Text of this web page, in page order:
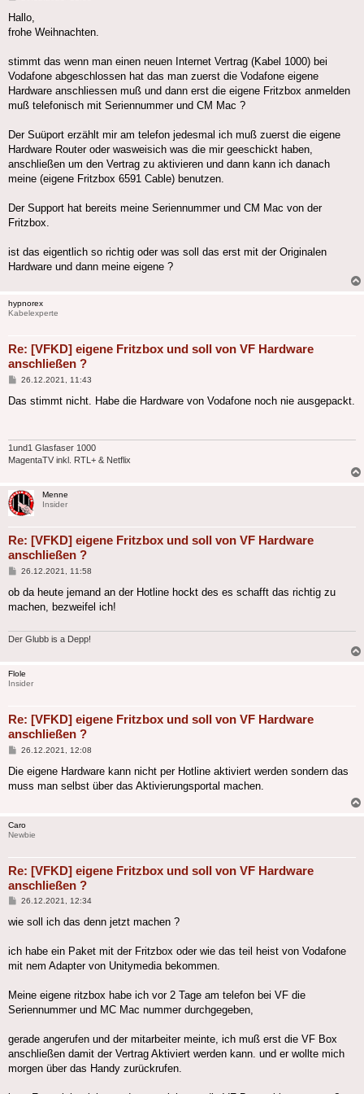
Hallo,
frohe Weihnachten.
stimmt das wenn man einen neuen Internet Vertrag (Kabel 1000) bei
Vodafone abgeschlossen hat das man zuerst die Vodafone eigene
Hardware anschliessen muß und dann erst die eigene Fritzbox anmelden
muß telefonisch mit Seriennummer und CM Mac ?
Der Suüport erzählt mir am telefon jedesmal ich muß zuerst die eigene
Hardware Router oder wasweisich was die mir geeschickt haben,
anschließen um den Vertrag zu aktivieren und dann kann ich danach
meine (eigene Fritzbox 6591 Cable) benutzen.
Der Support hat bereits meine Seriennummer und CM Mac von der
Fritzbox.
ist das eigentlich so richtig oder was soll das erst mit der Originalen
Hardware und dann meine eigene ?
hypnorex
Kabelexperte
Re: [VFKD] eigene Fritzbox und soll von VF Hardware
anschließen ?
Beitrag
26.12.2021, 11:43
Das stimmt nicht. Habe die Hardware von Vodafone noch nie ausgepackt.
1und1 Glasfaser 1000
MagentaTV inkl. RTL+ & Netflix
Menne
Insider
Re: [VFKD] eigene Fritzbox und soll von VF Hardware
anschließen ?
Beitrag
26.12.2021, 11:58
ob da heute jemand an der Hotline hockt des es schafft das richtig zu
machen, bezweifel ich!
Der Glubb is a Depp!
Flole
Insider
Re: [VFKD] eigene Fritzbox und soll von VF Hardware
anschließen ?
Beitrag
26.12.2021, 12:08
Die eigene Hardware kann nicht per Hotline aktiviert werden sondern das
muss man selbst über das Aktivierungsportal machen.
Caro
Newbie
Re: [VFKD] eigene Fritzbox und soll von VF Hardware
anschließen ?
Beitrag
26.12.2021, 12:34
wie soll ich das denn jetzt machen ?
ich habe ein Paket mit der Fritzbox oder wie das teil heist von Vodafone
mit nem Adapter von Unitymedia bekommen.
Meine eigene ritzbox habe ich vor 2 Tage am telefon bei VF die
Seriennummer und MC Mac nummer durchgegeben,
gerade angerufen und der mitarbeiter meinte, ich muß erst die VF Box
anschließen damit der Vertrag Aktiviert werden kann. und er wollte mich
morgen über das Handy zurückrufen.